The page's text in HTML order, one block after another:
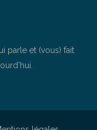
parle et (vous) fait